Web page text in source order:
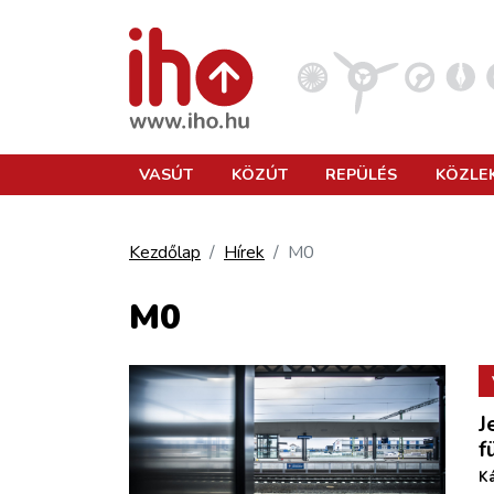
REPÜLÉS
KÖZLEKEDÉSFEJLESZTÉS
ELLÁTÁSI LÁNC
VASÚT KÖZÚT REPÜLÉS
Kezdőlap Hírek M0
M0